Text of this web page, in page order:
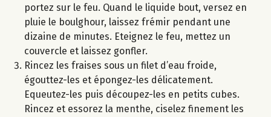
portez sur le feu. Quand le liquide bout, versez en
pluie le boulghour, laissez frémir pendant une
dizaine de minutes. Eteignez le feu, mettez un
couvercle et laissez gonfler.
Rincez les fraises sous un filet d’eau froide,
égouttez-les et épongez-les délicatement.
Equeutez-les puis découpez-les en petits cubes.
Rincez et essorez la menthe, ciselez finement les